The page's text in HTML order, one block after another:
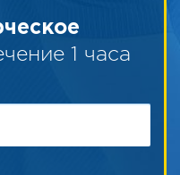
1 часа